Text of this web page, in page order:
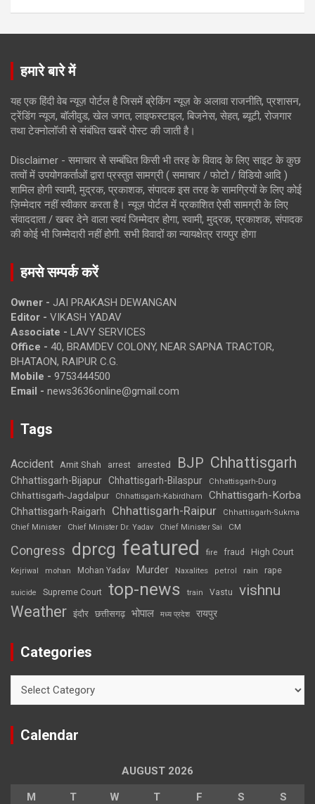
हमारे बारे में
यह एक हिंदी वेब न्यूज़ पोर्टल है जिसमें ब्रेकिंग न्यूज़ के अलावा राजनीति, प्रशासन,
ट्रेंडिंग न्यूज, बॉलीवुड, खेल जगत, लाइफस्टाइल, बिजनेस, सेहत, ब्यूटी, रोजगार
तथा टेक्नोलॉजी से संबंधित खबरें पोस्ट की जाती है।
Disclaimer - समाचार से सम्बंधित किसी भी तरह के विवाद के लिए साइट के कुछ
तत्वों में उपयोगकर्ताओं द्वारा प्रस्तुत सामग्री ( समाचार / फोटो / विडियो आदि )
शामिल होगी स्वामी, मुद्रक, प्रकाशक, संपादक इस तरह के सामग्रियों के लिए कोई
ज़िम्मेदार नहीं स्वीकार करता है। न्यूज़ पोर्टल में प्रकाशित ऐसी सामग्री के लिए
संवाददाता / खबर देने वाला स्वयं जिम्मेदार होगा, स्वामी, मुद्रक, प्रकाशक, संपादक
की कोई भी जिम्मेदारी नहीं होगी. सभी विवादों का न्यायक्षेत्र रायपुर होगा
हमसे सम्पर्क करें
Owner - JAI PRAKASH DEWANGAN
Editor - VIKASH YADAV
Associate - LAVY SERVICES
Office - 40, BRAMDEV COLONY, NEAR SAPNA TRACTOR,
BHATAON, RAIPUR C.G.
Mobile - 9753444500
Email - news3636online@gmail.com
Tags
Accident Amit Shah arrest arrested BJP Chhattisgarh
Chhattisgarh-Bijapur Chhattisgarh-Bilaspur Chhattisgarh-Durg
Chhattisgarh-Jagdalpur Chhattisgarh-Kabirdham Chhattisgarh-Korba
Chhattisgarh-Raigarh Chhattisgarh-Raipur
Chhattisgarh-Sukma
Chief Minister
Chief Minister Dr. Yadav Chief Minister Sai CM
Congress dprcg featured fire fraud High Court
Kejriwal mohan Mohan Yadav Murder Naxalites petrol rain rape
suicide Supreme Court top-news train Vastu vishnu
Weather इंदौर छत्तीसगढ़ भोपाल मध्य प्रदेश रायपुर
Categories
Calendar
AUGUST 2026
M T W T F S S